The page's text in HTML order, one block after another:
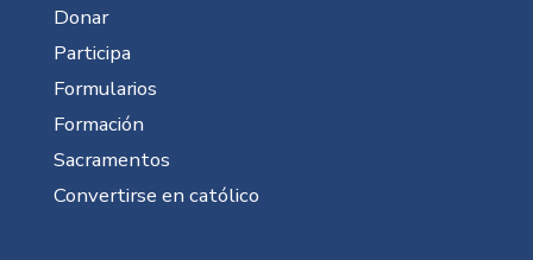
Donar
Participa
Formularios
Formación
Sacramentos
Convertirse en católico